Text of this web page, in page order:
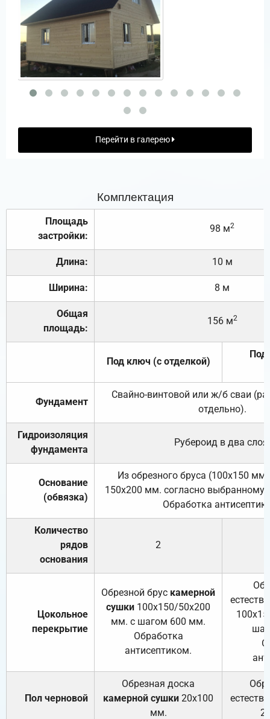
Перейти в галерею
Комплектация
Площадь
застройки:
98 м2
Длина: 10 м
Ширина: 8 м
Общая
площадь:
156 м2
Под ключ (с отделкой)
Под
Фундамент
Свайно-винтовой или ж/б сваи
отдельно).
Гидроизоляция
фундамента
Рубероид в два слоя.
Основание
(обвязка)
Из обрезного бруса (100х150
150х200 мм. согласно выбранному
Обработка
Количество
рядов
основания
2
Цокольное
перекрытие
Обрезной брус камерной
сушки 100х150/50х200
мм. с шагом 600 мм.
Обработка
антисептиком.
Пол черновой
Обрезная доска
камерной сушки 20х100
мм.